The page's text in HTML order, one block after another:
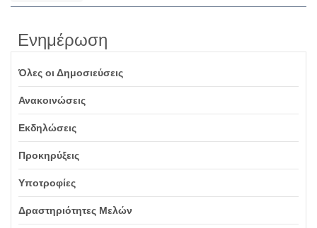
Ενημέρωση
Όλες οι Δημοσιεύσεις
Ανακοινώσεις
Εκδηλώσεις
Προκηρύξεις
Υποτροφίες
Δραστηριότητες Μελών